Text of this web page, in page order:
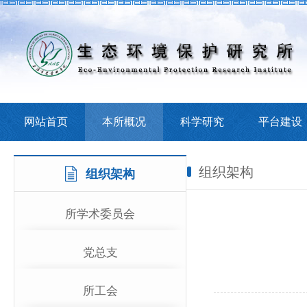
网站首页 本所概况 科学研究 平台建设
组织架构
所学术委员会
党总支
所工会
组织架构